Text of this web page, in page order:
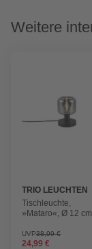
Weitere
TRIO LEUCHTEN
Tischleuchte,
»Mataro«, Ø 12 cm,
UVP38,99 €
24,99 €